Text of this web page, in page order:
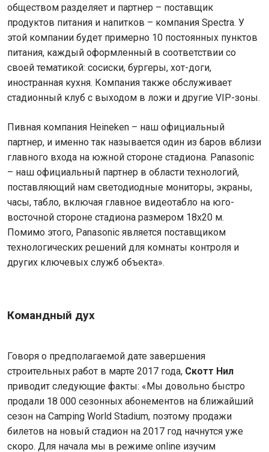
обществом разделяет и партнер – поставщик
продуктов питания и напитков – компания Spectra. У
этой компании будет примерно 10 постоянных пунктов
питания, каждый оформленный в соответствии со
своей тематикой: сосиски, бургеры, хот-доги,
иностранная кухня. Компания также обслуживает
стадионный клуб с выходом в ложи и другие VIP-зоны.
Пивная компания Heineken – наш официальный
партнер, и именно так называется один из баров вблизи
главного входа на южной стороне стадиона. Panasonic
– наш официальный партнер в области технологий,
поставляющий нам светодиодные мониторы, экраны,
часы, табло, включая главное видеотабло на юго-
восточной стороне стадиона размером 18х20 м.
Помимо этого, Panasonic является поставщиком
технологических решений для комнаты контроля и
других ключевых служб объекта».
Командный дух
Говоря о предполагаемой дате завершения
строительных работ в марте 2017 года, Скотт Нил
приводит следующие факты: «Мы довольно быстро
продали 18 000 сезонных абонементов на ближайший
сезон на Camping World Stadium, поэтому продажи
билетов на новый стадион на 2017 год начнутся уже
скоро. Для начала мы в режиме online изучим